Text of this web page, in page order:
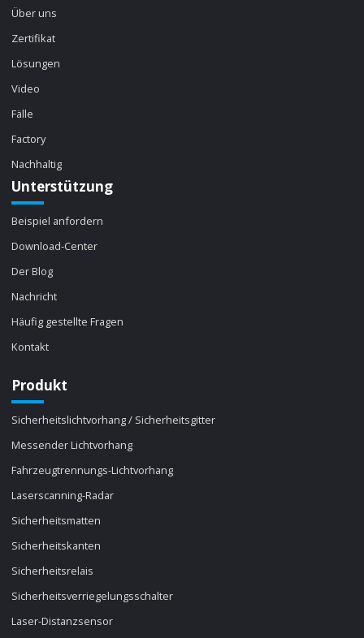
Über uns
Zertifikat
Lösungen
Video
Fälle
Factory
Nachhaltig
Unterstützung
Beispiel anfordern
Download-Center
Der Blog
Nachricht
Häufig gestellte Fragen
Kontakt
Produkt
Sicherheitslichtvorhang / Sicherheitsgitter
Messender Lichtvorhang
Fahrzeugtrennungs-Lichtvorhang
Laserscanning-Radar
Sicherheitsmatten
Sicherheitskanten
Sicherheitsrelais
Sicherheitsverriegelungsschalter
Laser-Distanzsensor